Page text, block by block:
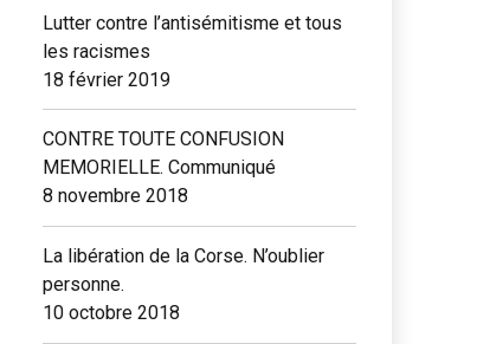
Lutter contre l’antisémitisme et tous
les racismes
18 février 2019
CONTRE TOUTE CONFUSION
MEMORIELLE. Communiqué
8 novembre 2018
La libération de la Corse. N’oublier
personne.
10 octobre 2018